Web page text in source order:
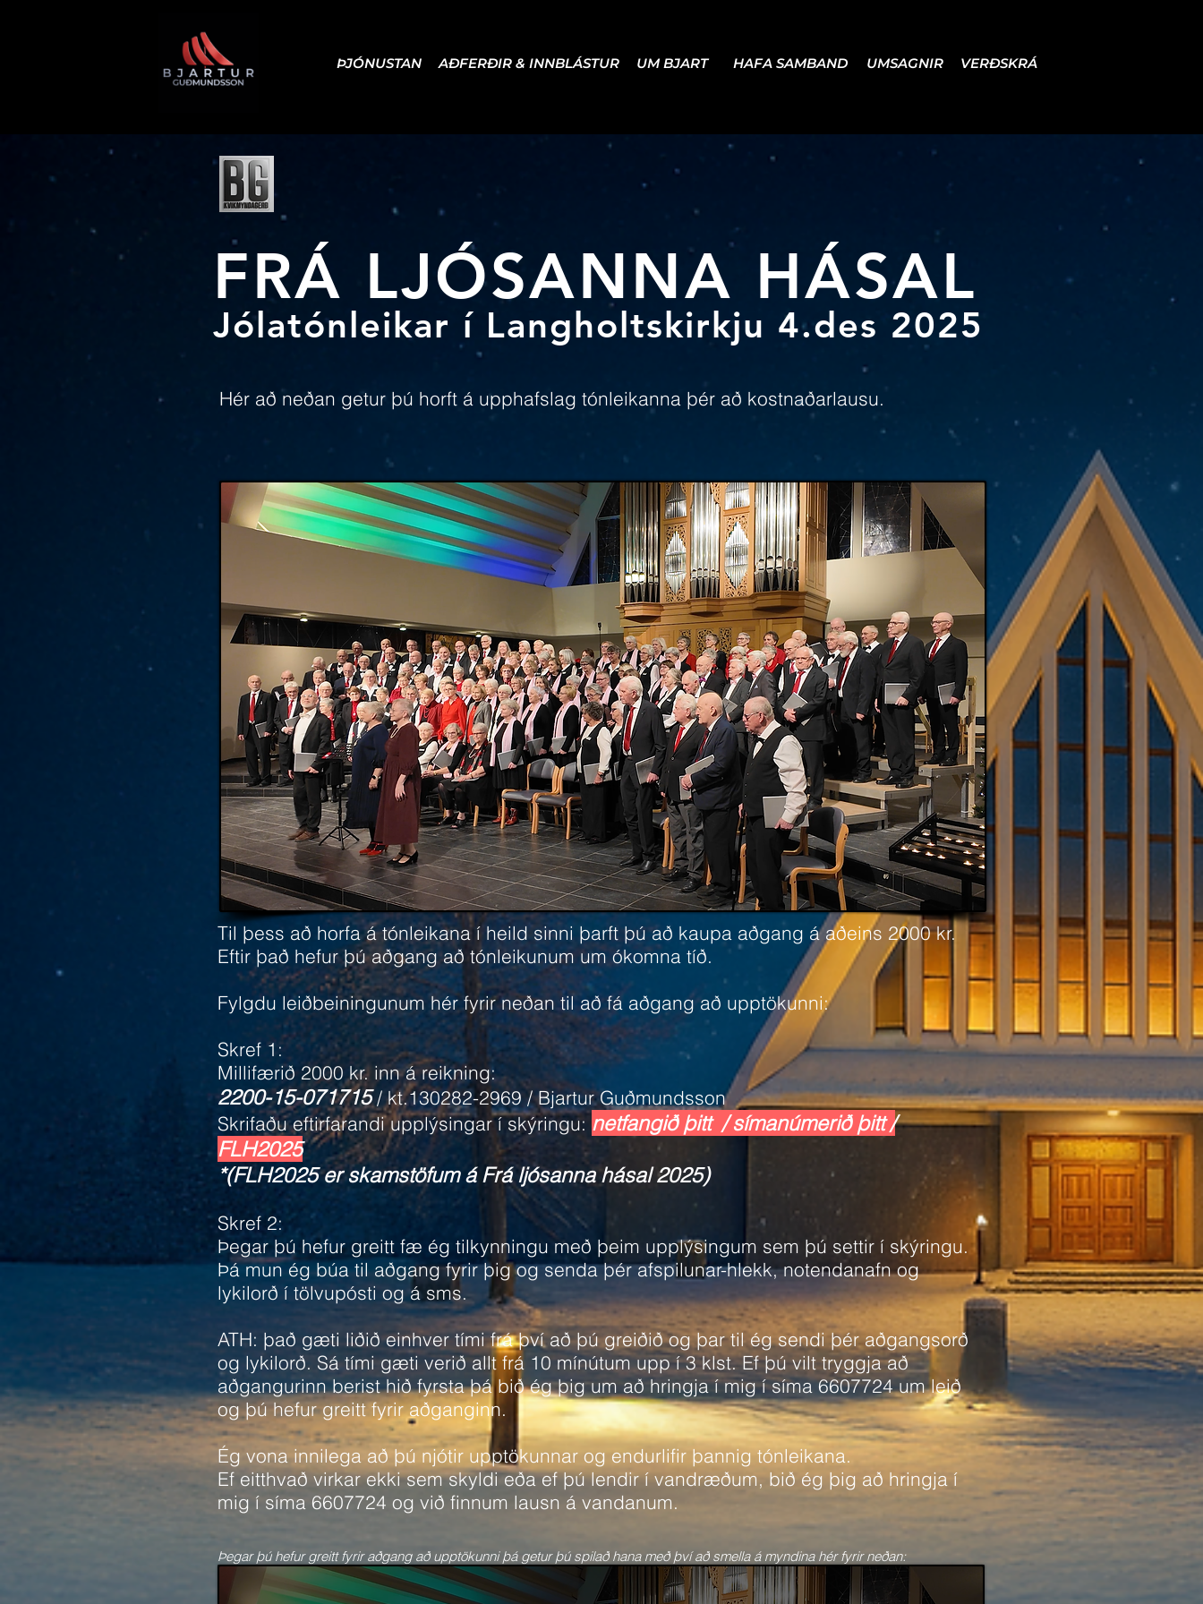
ÞJÓNUSTAN AÐFERÐIR & INNBLÁSTUR UM BJART HAFA SAMBAND UMSAGNIR VERÐSKRÁ
FRÁ LJÓSANNA HÁSAL
Jólatónleikar í Langholtskirkju 4.des 2025
Hér að neðan getur þú horft á upphafslag tónleikanna þér að kostnaðarlausu.
Til þess að horfa á tónleikana í heild sinni þarft þú að kaupa aðgang á aðeins 2000 kr.
Eftir það hefur þú aðgang að tónleikunum um ókomna tíð.
Fylgdu leiðbeiningunum hér fyrir neðan til að fá aðgang að upptökunni:
Skref 1:
Millifærið 2000 kr. inn á reikning:
2200-15-071715/ kt.130282-2969 / Bjartur Guðmundsson
Skrifaðu eftirfarandi upplýsingar í skýringu: netfangið þitt / símanúmerið þitt /
FLH2025
*(FLH2025 er skamstöfum á Frá ljósanna hásal 2025)
Skref 2:
Þegar þú hefur greitt fæ ég tilkynningu með þeim upplýsingum sem þú settir í skýringu.
Þá mun ég búa til aðgang fyrir þig og senda þér afspilunar-hlekk, notendanafn og
lykilorð í tölvupósti og á sms.
ATH: það gæti liðið einhver tími frá því að þú greiðið og þar til ég sendi þér aðgangsorð
og lykilorð. Sá tími gæti verið allt frá 10 mínútum upp í 3 klst. Ef þú vilt tryggja að
aðgangurinn berist hið fyrsta þá bið ég þig um að hringja í mig í síma 6607724 um leið
og þú hefur greitt fyrir aðganginn.
Ég vona innilega að þú njótir upptökunnar og endurlifir þannig tónleikana.
Ef eitthvað virkar ekki sem skyldi eða ef þú lendir í vandræðum, bið ég þig að hringja í
mig í síma 6607724 og við finnum lausn á vandanum.
Þegar þú hefur greitt fyrir aðgang að upptökunni þá getur þú spilað hana með því að smella á myndina hér fyrir neðan: